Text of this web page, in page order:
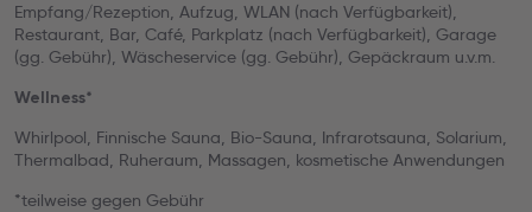
Empfang/Rezeption, Aufzug, WLAN (nach Verfügbarkeit),
Restaurant, Bar, Café, Parkplatz (nach Verfügbarkeit), Garage
(gg. Gebühr), Wäscheservice (gg. Gebühr), Gepäckraum u.v.m.
Wellness*
Whirlpool, Finnische Sauna, Bio-Sauna, Infrarotsauna, Solarium,
Thermalbad, Ruheraum, Massagen, kosmetische Anwendungen
*teilweise gegen Gebühr